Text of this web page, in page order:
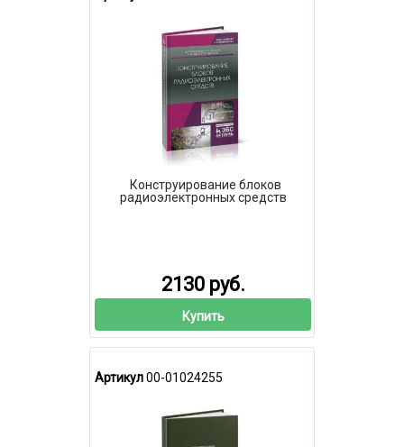
Конструирование блоков
радиоэлектронных средств
2130 руб.
Купить
Артикул00-01024255